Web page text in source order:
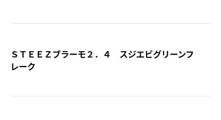
ＳＴＥＥＺブラーモ２．４ スジエビグリーンフ
レーク